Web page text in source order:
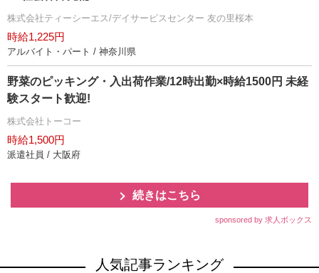
株式会社ティーシーエス/デイサービスセンター 友の里桜本
時給1,225円
アルバイト・パート / 神奈川県
野菜のピッキング・入出荷作業/12時出勤×時給1500円 未経
験スタート歓迎!
株式会社トーコー
時給1,500円
派遣社員 / 大阪府
続きはこちら
sponsored by 求人ボックス
人気記事ランキング